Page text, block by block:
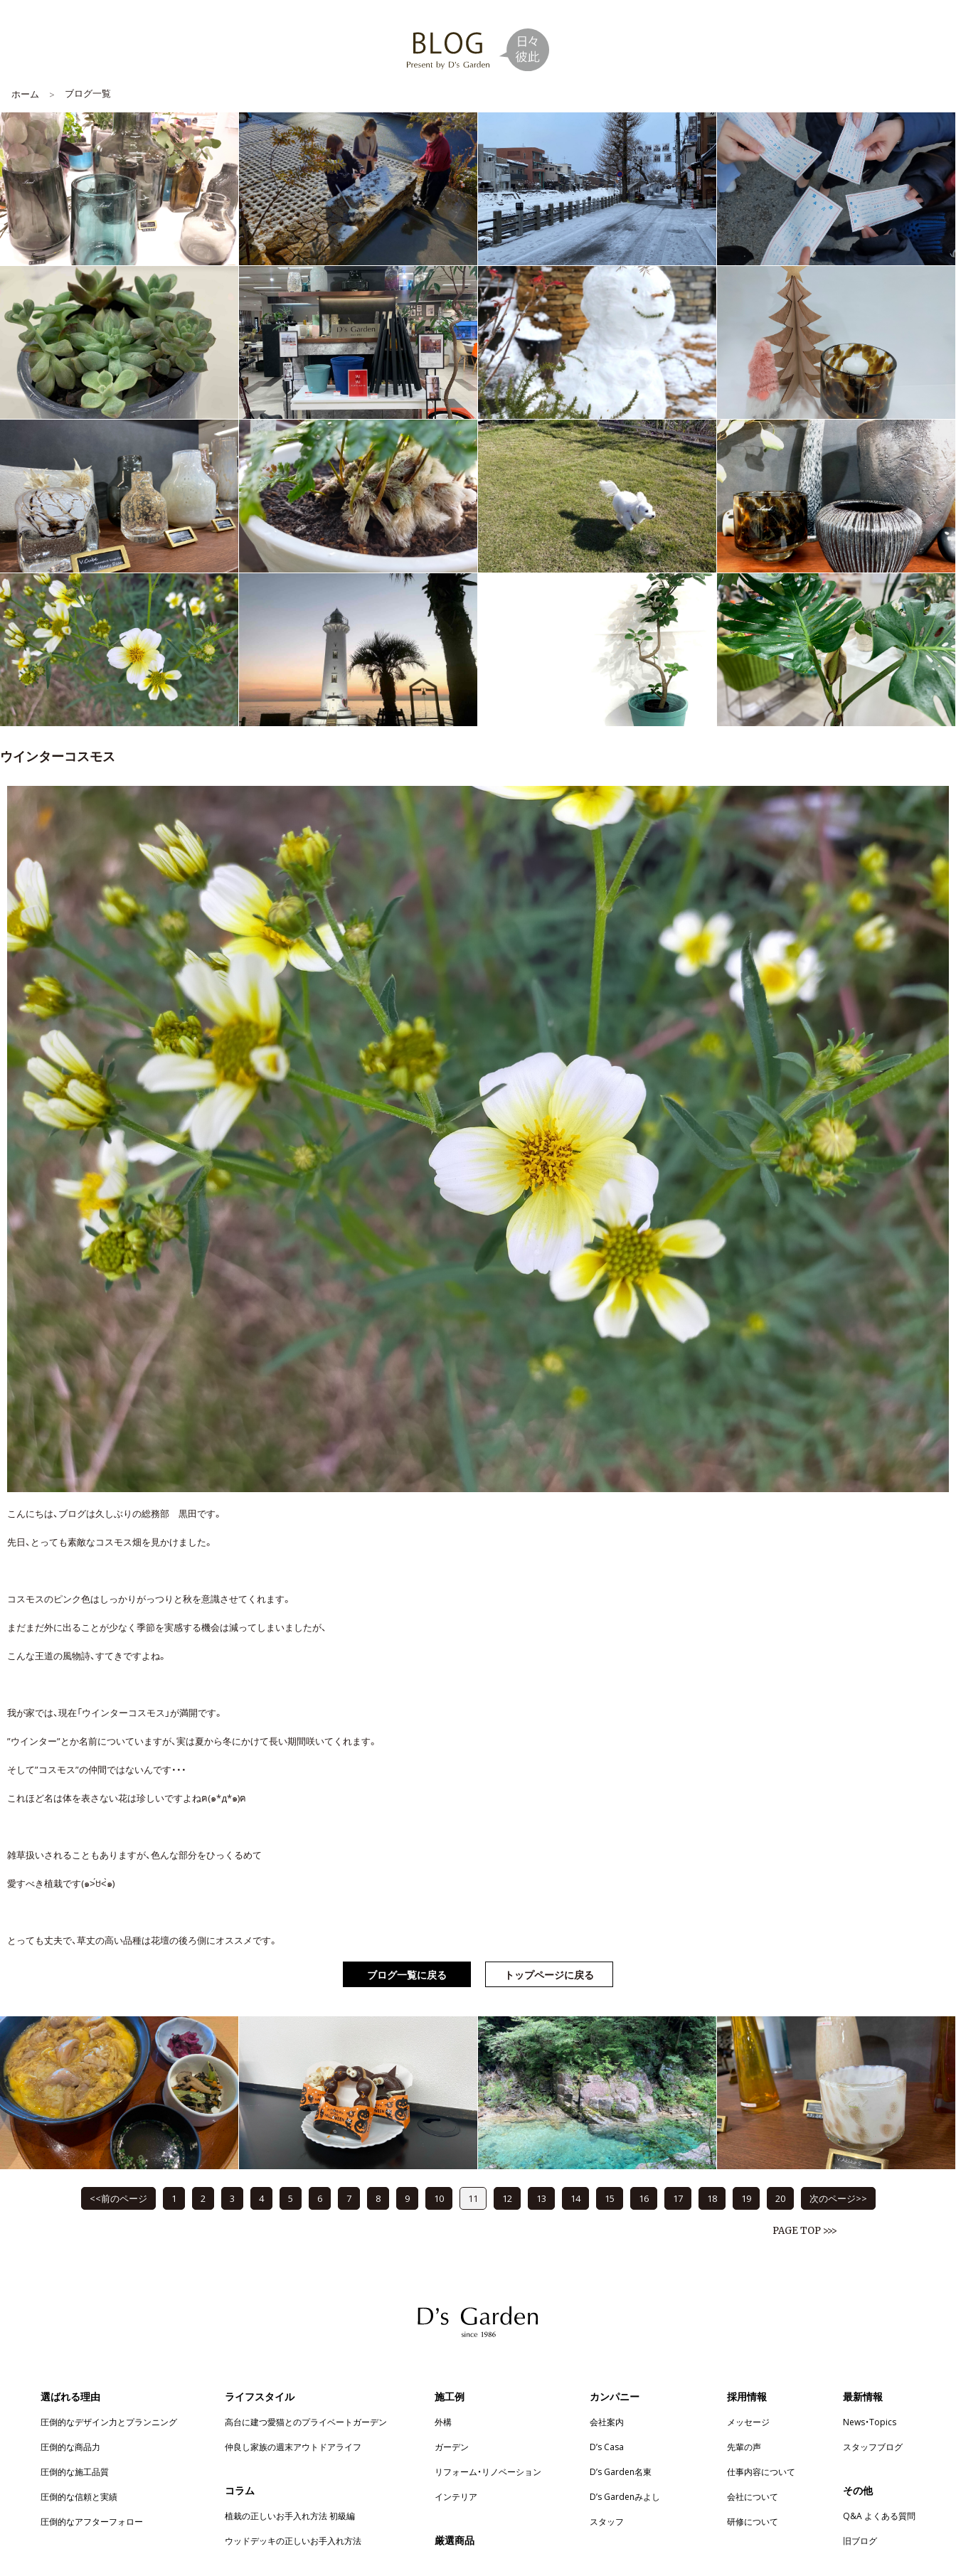
ホーム ブログ一覧
ウインターコスモス
こんにちは、ブログは久しぶりの総務部 黒田です。
先日、とっても素敵なコスモス畑を見かけました。
コスモスのピンク色はしっかりがっつりと秋を意識させてくれます。
まだまだ外に出ることが少なく季節を実感する機会は減ってしまいましたが、
こんな王道の風物詩、すてきですよね。
我が家では、現在「ウインターコスモス」が満開です。
”ウインター”とか名前についていますが、実は夏から冬にかけて長い期間咲いてくれます。
そして”コスモス”の仲間ではないんです・・・
これほど名は体を表さない花は珍しいですよねฅ(๑*д*๑)ฅ
雑草扱いされることもありますが、色んな部分をひっくるめて
愛すべき植栽です(๑˃́ꇴ˂̀๑)
とっても丈夫で、草丈の高い品種は花壇の後ろ側にオススメです。
ブログ一覧に戻る トップページに戻る
<<前のページ 1 2 3 4 5 6 7 8 9 10 11 12 13 14 15 16 17 18 19 20 次のページ>>
PAGE TOP >>>
選ばれる理由
圧倒的なデザイン力とプランニング
圧倒的な商品力
圧倒的な施工品質
圧倒的な信頼と実績
圧倒的なアフターフォロー
ライフスタイル
高台に建つ愛猫とのプライベートガーデン
仲良し家族の週末アウトドアライフ
コラム
植栽の正しいお手入れ方法 初級編
ウッドデッキの正しいお手入れ方法
施工例
外構
ガーデン
リフォーム・リノベーション
インテリア
厳選商品
カンパニー
会社案内
D’s Casa
D’s Garden名東
D’s Gardenみよし
スタッフ
採用情報
メッセージ
先輩の声
仕事内容について
会社について
研修について
最新情報
News・Topics
スタッフブログ
その他
Q&A よくある質問
旧ブログ